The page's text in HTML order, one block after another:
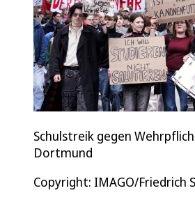
Schulstreik gegen
Dortmund
Copyright: IMAGO/Friedrich